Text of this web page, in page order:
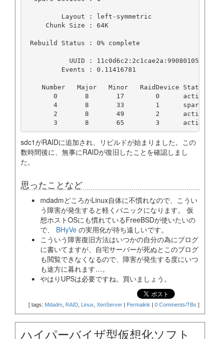
         Layout : left-symmetric
     Chunk Size : 64K
Rebuild Status : 0% complete
UUID :
         Events : 0.11416781
    Number   Major   Minor   RaidDevice State
0       8       17        0      active
4       8       33        1      spare
2       8       49        2      active
sdc1がRAIDに追加され、リビルドが始まりました。この
数時間後に、無事にRAIDが復旧したことを確認しまし
た。
思ったことなど
mdadmどころかLinux自体に不慣れなので、こうい
う障害が発生すると軽くパニックになります。 仮
想ホストOSにも慣れているFreeBSDが使いたいの
で、 BHyVe の実用化が待ち遠しいです。
こういう障害復旧方法はいつかの自分の為にブログ
に書いてますが、自宅サーバーが死ぬとこのブログ
も閲覧できなくなるので、障害が発生する度にいつ
も途方に暮れます…。
やはりUPSは必要ですね。買いましょう。
[ tags: Mdadm RAID Linux XenServer | Permalink | 0 Comments/TBs ]
ハイパーバイザ型仮想化ソフト